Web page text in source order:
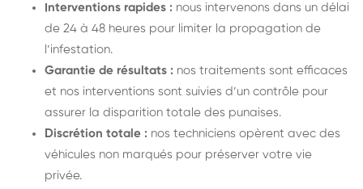
Interventions rapides : nous intervenons dans un délai
de 24 à 48 heures pour limiter la propagation de
l’infestation.
Garantie de résultats : nos traitements sont efficaces
et nos interventions sont suivies d’un contrôle pour
assurer la disparition totale des punaises.
Discrétion totale : nos techniciens opèrent avec des
véhicules non marqués pour préserver votre vie
privée.